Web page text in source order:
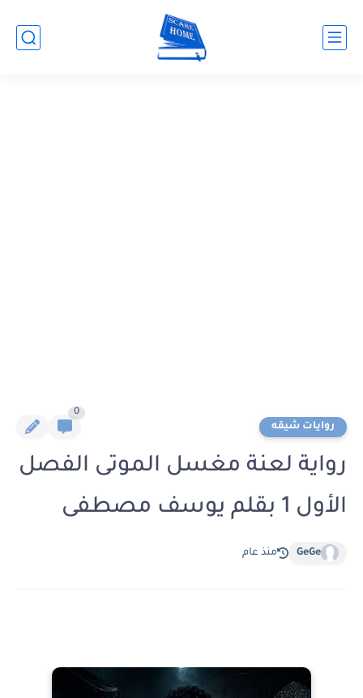
روايات شيقه
0
رواية لعنة مغسل الموتى الفصل
الأول 1 بقلم يوسف مصطفى
GeGe منذ عام